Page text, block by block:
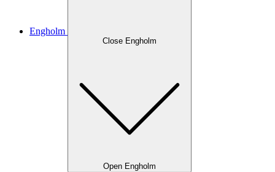
Engholm
Close Engholm
Open Engholm